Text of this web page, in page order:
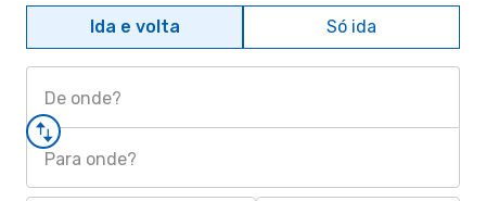
Ida e volta Só ida
De onde?
Para onde?